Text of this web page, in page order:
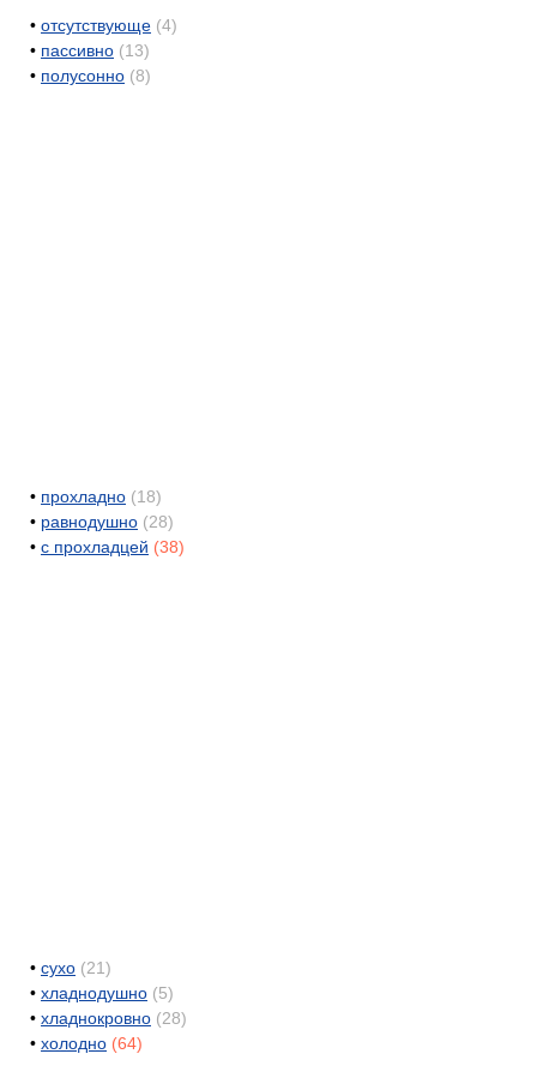
• отсутствующе (4)
• пассивно (13)
• полусонно (8)
• прохладно (18)
• равнодушно (28)
• с прохладцей (38)
• сухо (21)
• хладнодушно (5)
• хладнокровно (28)
• холодно (64)